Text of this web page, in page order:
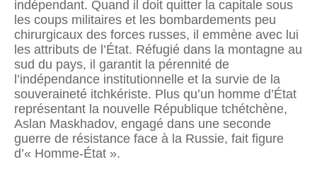
indépendant. Quand il doit quitter la capitale sous
les coups militaires et les bombardements peu
chirurgicaux des forces russes, il emmène avec lui
les attributs de l’État. Réfugié dans la montagne au
sud du pays, il garantit la pérennité de
l’indépendance institutionnelle et la survie de la
souveraineté itchkériste. Plus qu’un homme d’État
représentant la nouvelle République tchétchène,
Aslan Maskhadov, engagé dans une seconde
guerre de résistance face à la Russie, fait figure
d’« Homme-État ».